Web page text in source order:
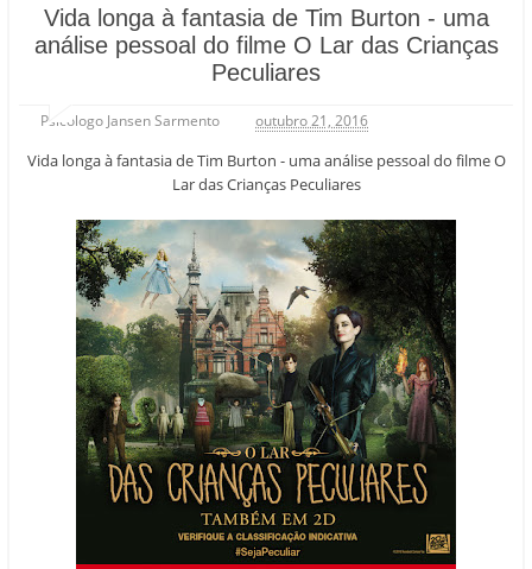
fantasia de Tim Burton - uma análise pessoal do filme O Lar das
Crianças Peculiares
Vida longa à fantasia de Tim Burton - uma
análise pessoal do filme O Lar das Crianças
Peculiares
Psicólogo Jansen Sarmento outubro 21, 2016
Vida longa à fantasia de Tim Burton - uma análise pessoal do filme O
Lar das Crianças Peculiares